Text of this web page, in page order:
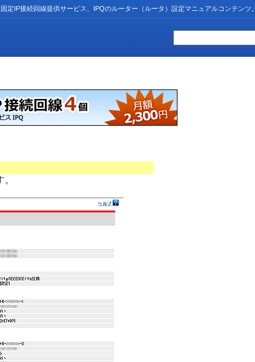
定IP接続回線提供サービス、IPQのルーター（ルータ）設定マニュアルコンテンツ。